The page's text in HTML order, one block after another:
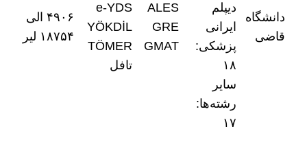
دانشگاه
قاضی
دیپلم
ایرانی
پزشکی:
۱۸
سایر
رشته‌ها:
۱۷
ALES
GRE
GMAT
e-YDS
YÖKDİL
TÖMER
تافل
۴۹۰۶ الی
۱۸۷۵۴ لیر